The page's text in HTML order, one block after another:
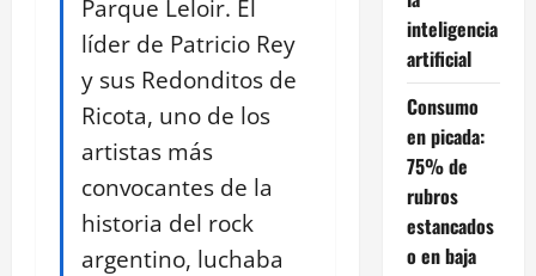
Parque Leloir. El
líder de Patricio Rey
y sus Redonditos de
Ricota, uno de los
artistas más
convocantes de la
historia del rock
argentino, luchaba
inteligencia
artificial
Consumo
en picada:
75% de
rubros
estancados
o en baja